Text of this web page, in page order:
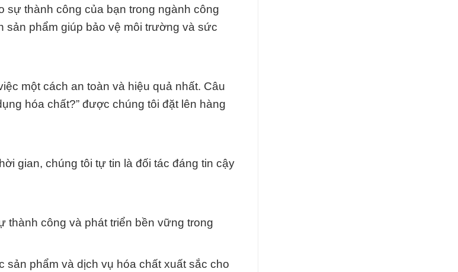
sự thành công của bạn trong ngành công
phẩm giúp bảo vệ môi trường và sức
một cách an toàn và hiệu quả nhất. Câu
hóa chất?” được chúng tôi đặt lên hàng
gian, chúng tôi tự tin là đối tác đáng tin cậy
thành công và phát triển bền vững trong
phẩm và dịch vụ hóa chất xuất sắc cho